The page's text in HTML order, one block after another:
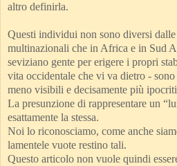
altro definirla.
Questi individui non sono diversi
multinazionali che in Africa e in Sud
seviziano gente per erigere i propri
vita occidentale che vi va dietro -
meno visibili e decisamente più
La presunzione di rappresentare un
esattamente la stessa.
Noi lo riconosciamo, come anche
lamentele vuote restino tali.
Questo articolo non vuole quindi